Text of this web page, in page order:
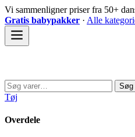
Spring
til
indhold
Vi sammenligner priser fra 50+
Gratis babypakker · Alle
Søg
efter:
Søg
Tøj
Overdele